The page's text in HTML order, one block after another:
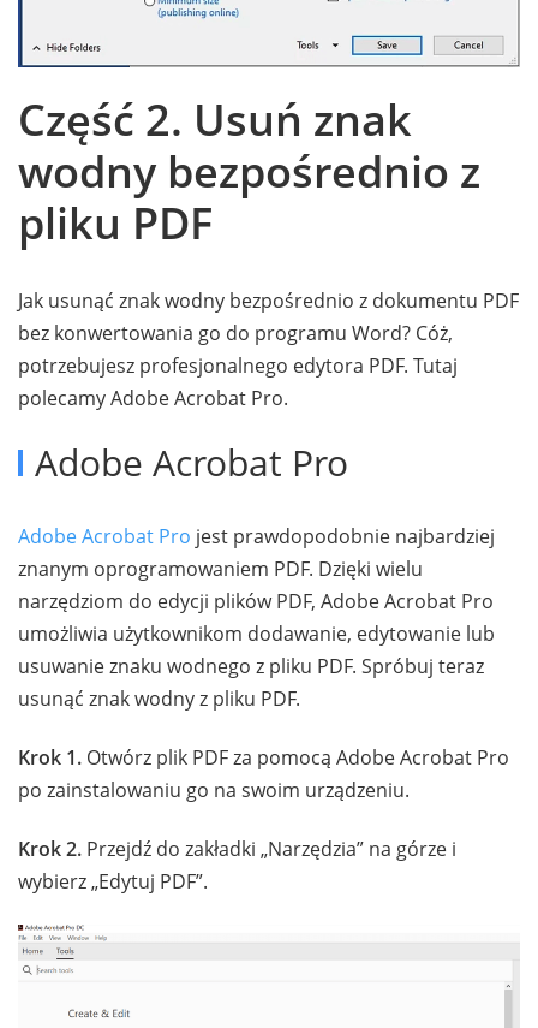
Część 2. Usuń znak
wodny bezpośrednio z
pliku PDF
Jak usunąć znak wodny bezpośrednio z dokumentu PDF
bez konwertowania go do programu Word? Cóż,
potrzebujesz profesjonalnego edytora PDF. Tutaj
polecamy Adobe Acrobat Pro.
Adobe Acrobat Pro
Adobe Acrobat Pro jest prawdopodobnie najbardziej
znanym oprogramowaniem PDF. Dzięki wielu
narzędziom do edycji plików PDF, Adobe Acrobat Pro
umożliwia użytkownikom dodawanie, edytowanie lub
usuwanie znaku wodnego z pliku PDF. Spróbuj teraz
usunąć znak wodny z pliku PDF.
Krok 1. Otwórz plik PDF za pomocą Adobe Acrobat Pro
po zainstalowaniu go na swoim urządzeniu.
Krok 2. Przejdź do zakładki „Narzędzia” na górze i
wybierz „Edytuj PDF”.